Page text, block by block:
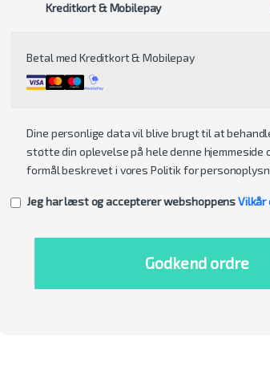
Kreditkort & Mobilepay
Betal med Kreditkort & Mobilepay
Dine personlige data vil blive brugt til at
støtte din oplevelse på hele denne hjemmeside
formål beskrevet i vores Politik for
Jeg har læst og accepterer webshoppensVilkår
Godkend ordre